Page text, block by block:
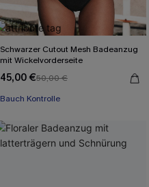
Schwarzer Cutout Mesh Badeanzug
mit Wickelvorderseite
45,00 €50,00 €
Bauch Kontrolle